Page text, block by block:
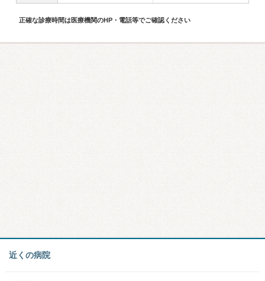
正確な診療時間は医療機関のHP・電話等でご確認ください
近くの病院